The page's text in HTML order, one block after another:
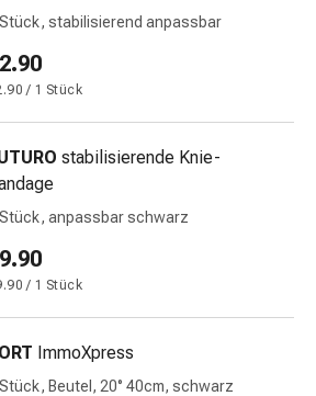
stabilisierend anpassbar
/ 1 Stück
stabilisierende Knie-
anpassbar schwarz
/ 1 Stück
ImmoXpress
Beutel, 20° 40cm, schwarz